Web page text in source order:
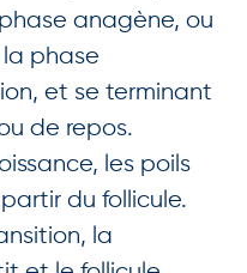
anagène, ou
la phase
et se terminant
de repos.
les poils
du follicule.
la